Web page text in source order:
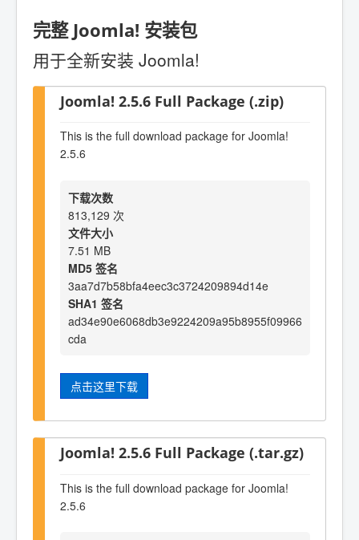
完整 Joomla! 安装包
用于全新安装 Joomla!
Joomla! 2.5.6 Full Package (.zip)
This is the full download package for Joomla!
2.5.6
下载次数
813,129 次
文件大小
7.51 MB
MD5 签名
3aa7d7b58bfa4eec3c3724209894d14e
SHA1 签名
ad34e90e6068db3e9224209a95b8955f09966
cda
点击这里下载
Joomla! 2.5.6 Full Package (.tar.gz)
This is the full download package for Joomla!
2.5.6